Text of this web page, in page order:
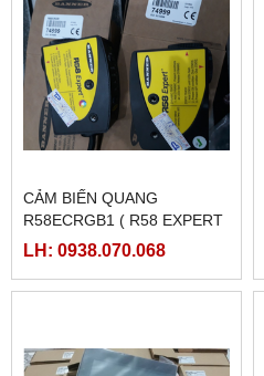
CẢM BIẾN QUANG
R58ECRGB1 ( R58 EXPERT
BANNER)
LH: 0938.070.068